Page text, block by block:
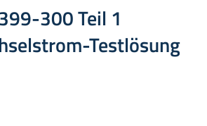
300 Teil 1
Testlösung